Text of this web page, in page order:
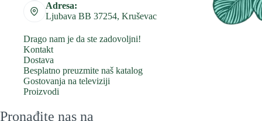
Adresa:
Ljubava BB 37254, Kruševac
Drago nam je da ste zadovoljni!
Kontakt
Dostava
Besplatno preuzmite naš katalog
Gostovanja na televiziji
Proizvodi
Pronađite nas na